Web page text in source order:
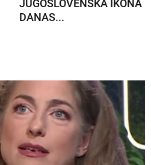
JUGOSLOVENSKA IKONA
DANAS...